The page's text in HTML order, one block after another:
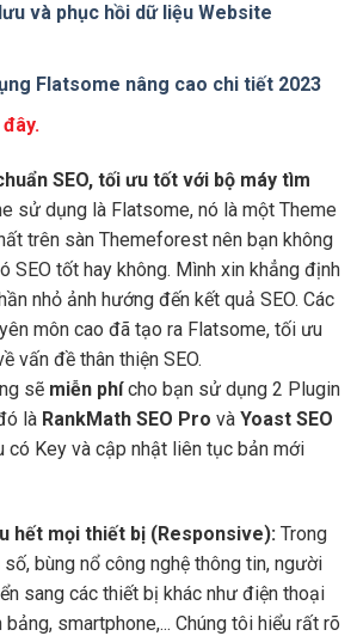
và phục hồi dữ liệu Website
Flatsome nâng cao chi tiết 2023
SEO, tối ưu tốt với bộ máy tìm
sử dụng là Flatsome, nó là một Theme
trên sàn Themeforest nên bạn không
SEO tốt hay không. Mình xin khẳng định
nhỏ ảnh hướng đến kết quả SEO. Các
môn cao đã tạo ra Flatsome, tối ưu
vấn đề thân thiện SEO.
sẽ miễn phícho bạn sử dụng 2 Plugin
là RankMath SEO Pro và Yoast SEO
có Key và cập nhật liên tục bản mới
hết mọi thiết bị (Responsive): Trong
bùng nổ công nghệ thông tin, người
sang các thiết bị khác như điện thoại
smartphone,... Chúng tôi hiểu rất rõ